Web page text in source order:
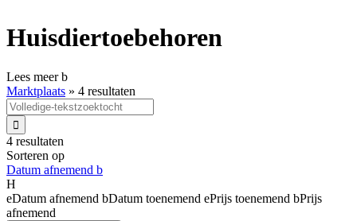
Huisdiertoebehoren
Lees meerb
Marktplaats » 4 resultaten

4 resultaten
Sorteren op
Datum afnemend b
H
eDatum afnemend bDatum toenemend ePrijs toenemend bPrijs
afnemend